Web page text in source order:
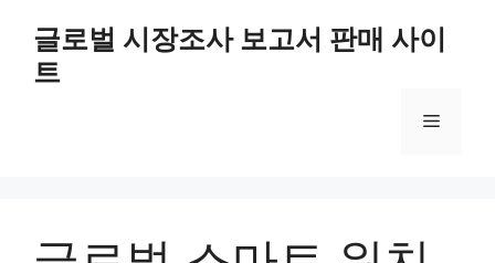
content
글로벌 시장조사 보고서 판매 사이
트
Menu